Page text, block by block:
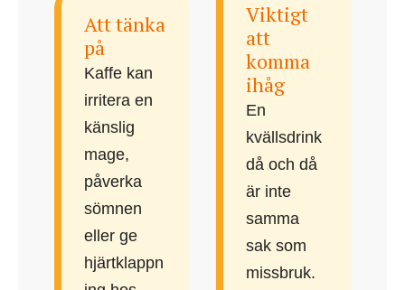
Att tänka
på
Kaffe kan
irritera en
känslig
mage,
påverka
sömnen
eller ge
hjärtklappn
Viktigt
att
komma
ihåg
En
kvällsdrink
då och då
är inte
samma
sak som
missbruk.